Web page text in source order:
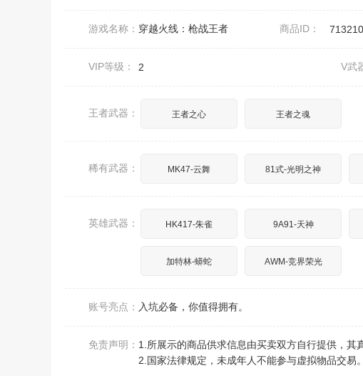
游戏名称： 穿越火线：枪战王者 商品ID：
VIP等级： 2 V武
王者武器： 王者之心 王者之魂
稀有武器： MK47-云舞 81式-光明之神
英雄武器： HK417-朱雀 9A91-天神
加特林-蟒蛇 AWM-竞界荣光
账号亮点： 入坑必备，你值得拥有。
免责声明： 1.所展示的商品供求信息由买卖双方自行提供，其
2.国家法律规定，未成年人不能参与虚拟物品交易。